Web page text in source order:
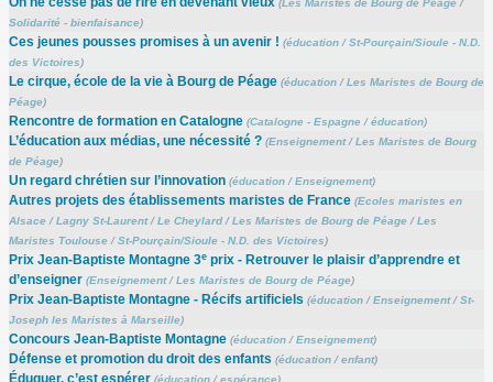
(Les Maristes de Bourg de Péage/
Solidarité - bienfaisance)
Ces jeunes pousses promises à un avenir ! (éducation/St-Pourçain/Sioule - N.D.
des Victoires)
Le cirque, école de la vie à Bourg de Péage (éducation/Les Maristes de Bourg de
Péage)
Rencontre de formation en Catalogne (Catalogne - Espagne/éducation)
L’éducation aux médias, une nécessité ? (Enseignement/Les Maristes de Bourg
de Péage)
Un regard chrétien sur l’innovation (éducation/Enseignement)
Autres projets des établissements maristes de France (Ecoles maristes en
Alsace/Lagny St-Laurent/Le Cheylard/Les Maristes de Bourg de Péage/Les
Maristes Toulouse/St-Pourçain/Sioule - N.D. des Victoires)
Prix Jean-Baptiste Montagne 3eprix - Retrouver le plaisir d’apprendre et
d’enseigner (Enseignement/Les Maristes de Bourg de Péage)
Prix Jean-Baptiste Montagne - Récifs artificiels (éducation/Enseignement/St-
Joseph les Maristes à Marseille)
Concours Jean-Baptiste Montagne (éducation/Enseignement)
Défense et promotion du droit des enfants (éducation/enfant)